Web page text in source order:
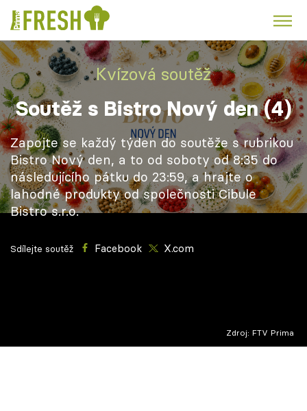
Trendy: Kuře Polévky k večeři Rychlé večeře
Česká kuchyně
Témata
Recepty
Články
Zdroj: FTV Prima
Kvízová soutěž
Soutěž s Bistro Nový den (4)
Zapojte se každý týden do soutěže s rubrikou
Bistro Nový den, a to od soboty od 8:35 do
následujícího pátku do 23:59, a hrajte o
lahodné produkty od společnosti Cibule
Bistro s.r.o.
Sdílejte soutěž Facebook X.com